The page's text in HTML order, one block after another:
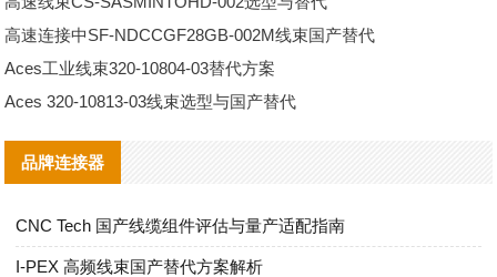
高速连接中SF-NDCCGF28GB-002M线束国产替代
Aces工业线束320-10804-03替代方案
Aces 320-10813-03线束选型与国产替代
品牌连接器
CNC Tech 国产线缆组件评估与量产适配指南
I‑PEX 高频线束国产替代方案解析